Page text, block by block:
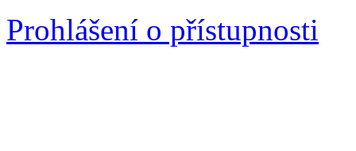
Prohlášení o přístupnosti